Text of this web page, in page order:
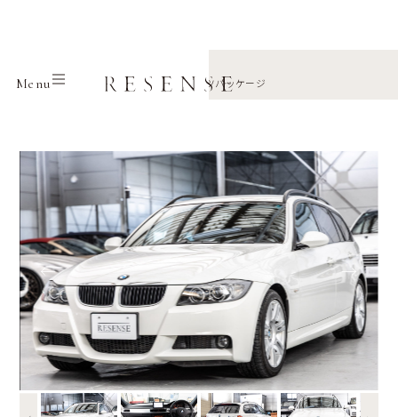
Menu3シリーズツーリング 320i Mスポーツパッケージ
← →